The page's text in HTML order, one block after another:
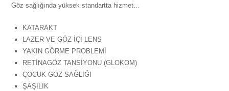
Göz sağlığında yüksek standartta hizmet…
KATARAKT
LAZER VE GÖZ İÇİ LENS
YAKIN GÖRME PROBLEMİ
RETİNAGÖZ TANSİYONU (GLOKOM)
ÇOCUK GÖZ SAĞLIĞI
ŞAŞILIK